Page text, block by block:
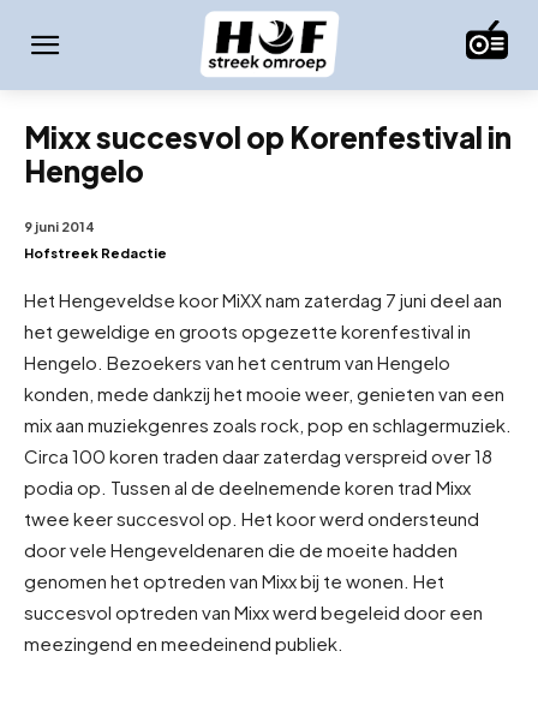
Mixx succesvol op Korenfestival in
Hengelo
9 juni 2014
Hofstreek Redactie
Het Hengeveldse koor MiXX nam zaterdag 7 juni deel aan
het geweldige en groots opgezette korenfestival in
Hengelo. Bezoekers van het centrum van Hengelo
konden, mede dankzij het mooie weer, genieten van een
mix aan muziekgenres zoals rock, pop en schlagermuziek.
Circa 100 koren traden daar zaterdag verspreid over 18
podia op. Tussen al de deelnemende koren trad Mixx
twee keer succesvol op. Het koor werd ondersteund
door vele Hengeveldenaren die de moeite hadden
genomen het optreden van Mixx bij te wonen. Het
succesvol optreden van Mixx werd begeleid door een
meezingend en meedeinend publiek.